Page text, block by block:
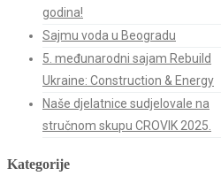
godina!
Sajmu voda u Beogradu
5. međunarodni sajam Rebuild
Ukraine: Construction & Energy
Naše djelatnice sudjelovale na
stručnom skupu CROVIK 2025.
Kategorije